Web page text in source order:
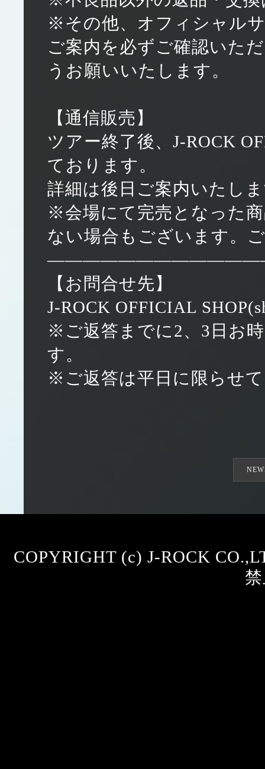
※その他、オフィシャル
ご案内を必ずご確認いた
うお願いいたします。
【通信販売】
ツアー終了後、J-ROCK
ております。
詳細は後日ご案内いたし
※会場にて完売となった
ない場合もございます。
【お問合せ先】
J-ROCK OFFICIAL
※ご返答までに2、3日お
す。
※ご返答は平日に限らせ
COPYRIGHT (c) J-ROCK